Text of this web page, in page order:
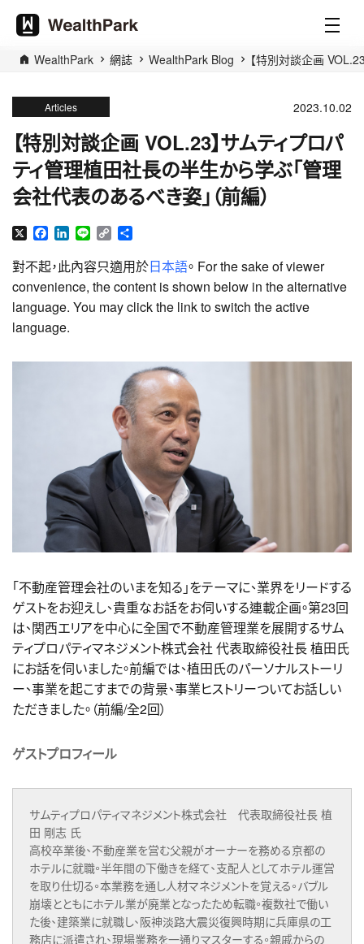
WealthPark 網誌 WealthPark Blog 【特別対談企画
Articles 2023.10.02
【特別対談企画 VOL.23】サムティプロパ
ティ管理植田社長の半生から学ぶ「管理
会社代表のあるべき姿」（前編）
X Facebook
LinkedIn
Line Copy
對不起，此內容只適用於日本語。 For the sake of viewer
convenience, the content is shown below in the alternative
language. You may click the link to switch the active
language.
「不動産管理会社のいまを知る」をテーマに、業界をリードする
ゲストをお迎えし、貴重なお話をお伺いする連載企画。第23回
は、関西エリアを中心に全国で不動産管理業を展開するサム
ティプロパティマネジメント株式会社 代表取締役社長 植田氏
にお話を伺いました。前編では、植田氏のパーソナルストーリ
ー、事業を起こすまでの背景、事業ヒストリーついてお話しい
ただきました。（前編/全2回）
ゲストプロフィール
サムティプロパティマネジメント株式会社 代表取締役社長 植
田 剛志 氏
高校卒業後、不動産業を営む父親がオーナーを務める京都の
ホテルに就職。半年間の下働きを経て、支配人としてホテル運営
を取り仕切る。本業務を通し人材マネジメントを覚える。バブル
崩壊とともにホテル業が廃業となったため転職。複数社で働い
た後、建築業に就職し、阪神淡路大震災復興時期に兵庫県の工
務店に派遣され、現場業務を一通りマスターする。親戚からの